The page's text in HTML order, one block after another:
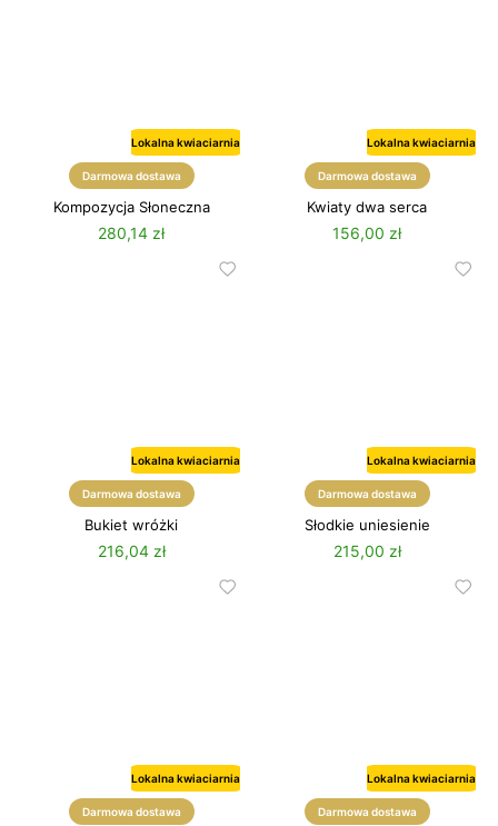
Lokalna kwiaciarnia
Lato
Darmowa dostawa
Kompozycja Słoneczna
280,14 zł
Lokalna kwiaciarnia
Darmowa dostawa
Kwiaty dwa serca
156,00 zł
Lokalna kwiaciarnia
Darmowa dostawa
Bukiet wróżki
216,04 zł
Lokalna kwiaciarnia
Darmowa dostawa
Słodkie uniesienie
215,00 zł
Lokalna kwiaciarnia
Darmowa dostawa
Lokalna kwiaciarnia
Darmowa dostawa